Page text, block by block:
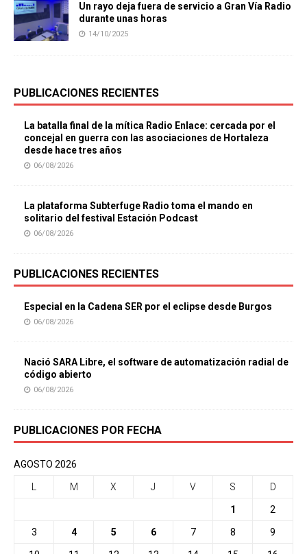
Un rayo deja fuera de servicio a Gran Vía Radio
durante unas horas
14/10/2025
PUBLICACIONES RECIENTES
La batalla final de la mítica Radio Enlace: cercada por el
concejal en guerra con las asociaciones de Hortaleza
desde hace tres años
06/08/2026
La plataforma Subterfuge Radio toma el mando en
solitario del festival Estación Podcast
06/08/2026
PUBLICACIONES RECIENTES
Especial en la Cadena SER por el eclipse desde Burgos
06/08/2026
Nació SARA Libre, el software de automatización radial de
código abierto
06/08/2026
PUBLICACIONES POR FECHA
AGOSTO 2026
M X J V S D
1 2
3 4 5 6 7 8 9